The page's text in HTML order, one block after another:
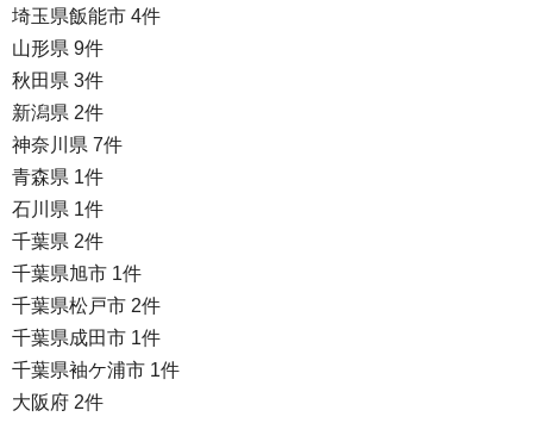
埼玉県飯能市 4件
山形県 9件
秋田県 3件
新潟県 2件
神奈川県 7件
青森県 1件
石川県 1件
千葉県 2件
千葉県旭市 1件
千葉県松戸市 2件
千葉県成田市 1件
千葉県袖ケ浦市 1件
大阪府 2件